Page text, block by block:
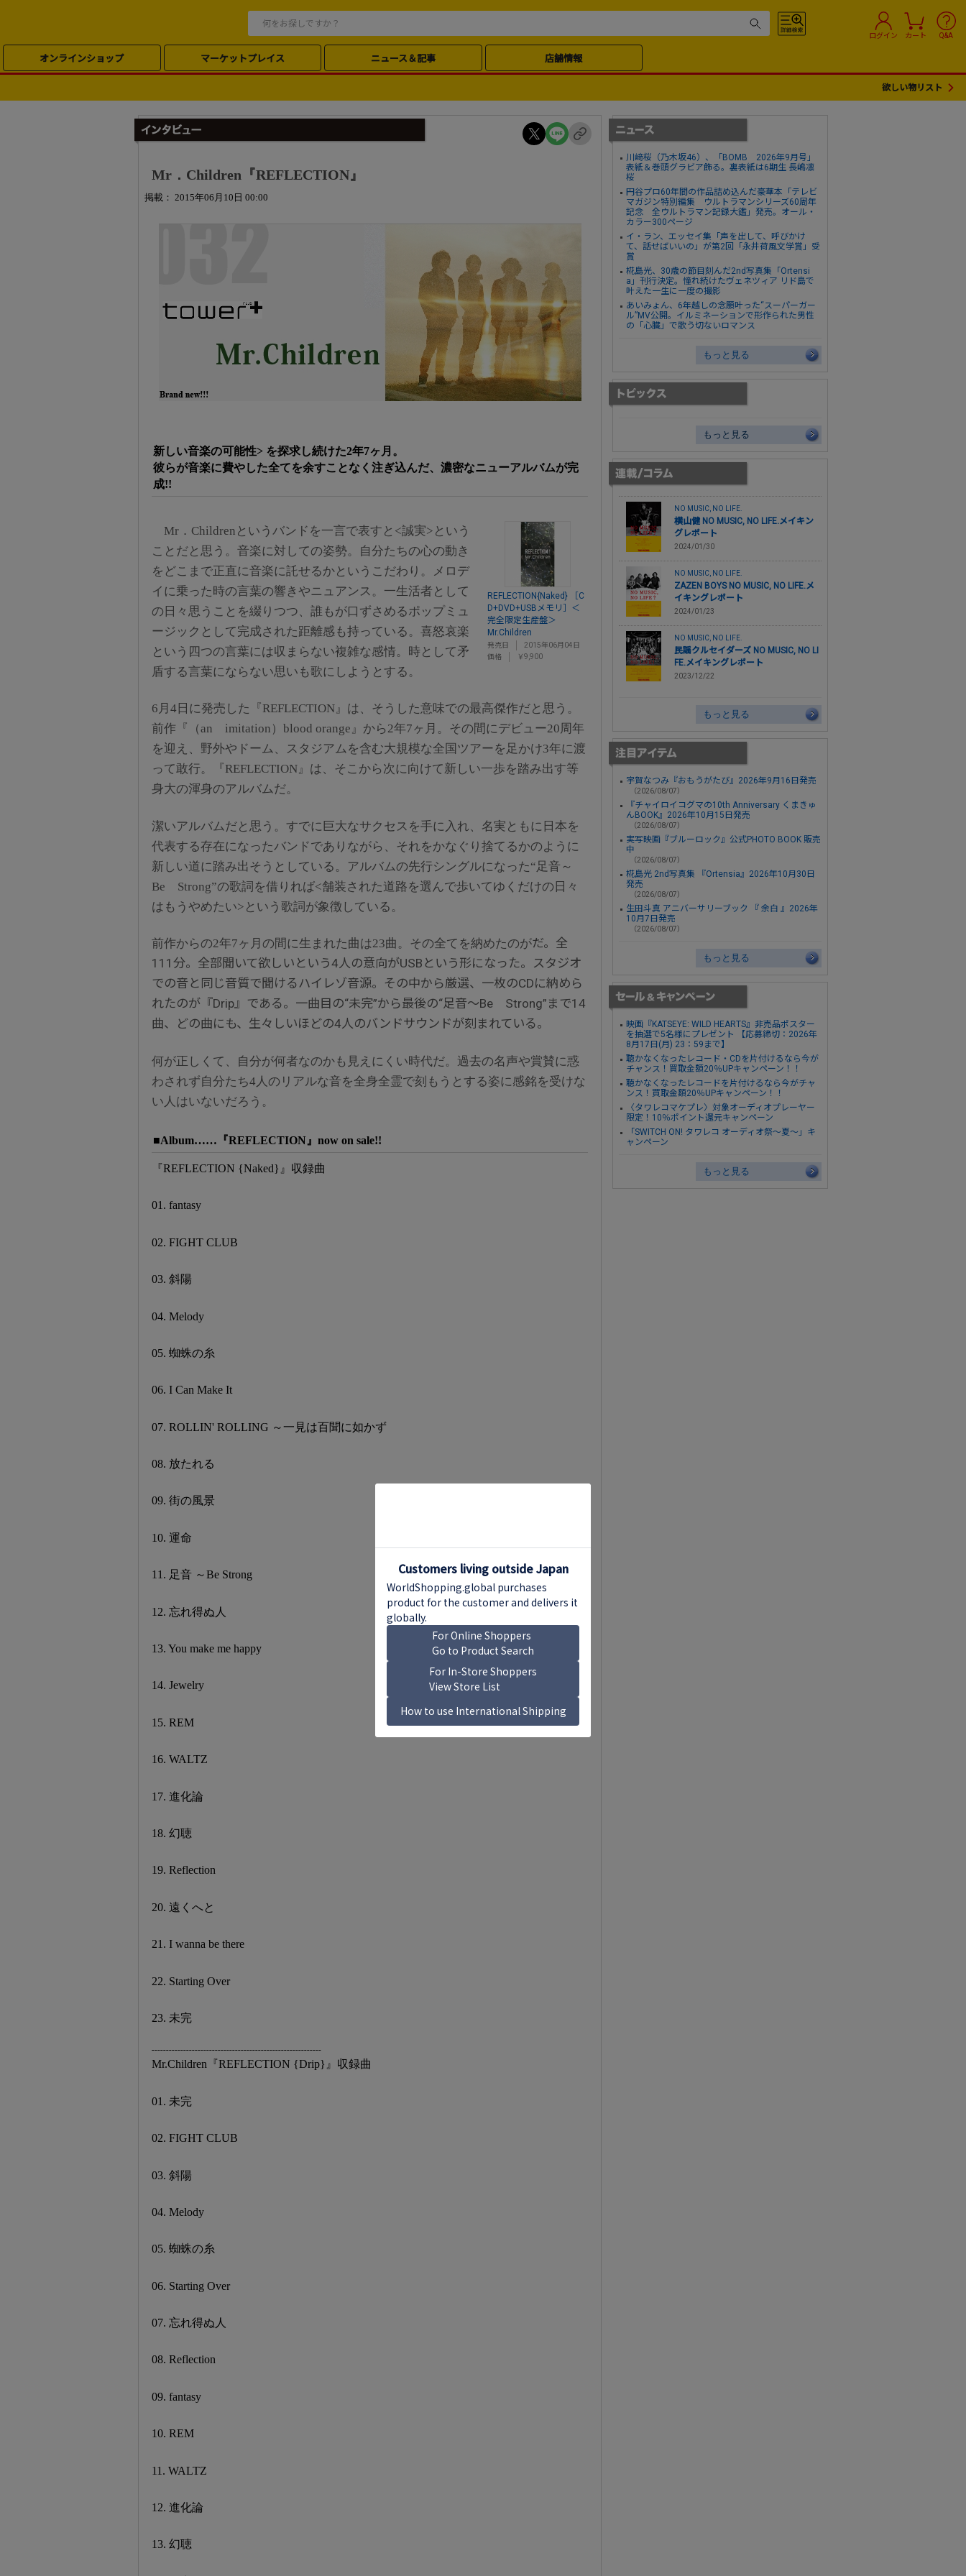
ログイン カート Q&A
オンラインショップ マーケットプレイス ニュース＆記事 店舗情報
欲しい物リスト
Mr．Children『REFLECTION』
掲載： 2015年06月10日 00:00
新しい音楽の可能性> を探求し続けた2年7ヶ月。
彼らが音楽に費やした全てを余すことなく注ぎ込んだ、濃密なニューアルバムが完
成!!
REFLECTION{Naked} ［C
D+DVD+USBメモリ］＜
完全限定生産盤＞
Mr.Children
発売日
2015年06月04日
価格
￥9,900
Mr．Childrenというバンドを一言で表すと<誠実>という
ことだと思う。音楽に対しての姿勢。自分たちの心の動き
をどこまで正直に音楽に託せるかというこだわり。メロデ
イに乗った時の言葉の響きやニュアンス。一生活者として
の日々思うことを綴りつつ、誰もが口ずさめるポップミュ
ージックとして完成された距離感も持っている。喜怒哀楽
という四つの言葉には収まらない複雑な感情。時として矛
盾する言葉にならない思いも歌にしようとする。
6月4日に発売した『REFLECTION』は、そうした意味での最高傑作だと思う。
前作『（an imitation）blood orange』から2年7ヶ月。その間にデビュー20周年
を迎え、野外やドーム、スタジアムを含む大規模な全国ツアーを足かけ3年に渡
って敢行。『REFLECTION』は、そこから次に向けて新しい一歩を踏み出す等
身大の渾身のアルバムだ。
潔いアルバムだと思う。すでに巨大なサクセスを手に入れ、名実ともに日本を
代表する存在になったバンドでありながら、それをかなぐり捨てるかのように
新しい道に踏み出そうとしている。アルバムの先行シングルになった“足音～
Be Strong”の歌詞を借りれば<舗装された道路を選んで歩いてゆくだけの日々
はもうやめたい>という歌詞が象徴している。
前作からの2年7ヶ月の間に生まれた曲は23曲。その全てを納めたのがだ。全
111分。全部聞いて欲しいという4人の意向がUSBという形になった。スタジオ
での音と同じ音質で聞けるハイレゾ音源。その中から厳選、一枚のCDに納めら
れたのが『Drip』である。一曲目の“未完”から最後の“足音～Be Strong”まで14
曲、どの曲にも、生々しいほどの4人のバンドサウンドが刻まれている。
何が正しくて、自分が何者なのかも見えにくい時代だ。過去の名声や賞賛に惑
わされず自分たち4人のリアルな音を全身全霊で刻もうとする姿に感銘を受けな
い人はいないだろう。
■Album……『REFLECTION』now on sale!!
『REFLECTION {Naked}』収録曲
01. fantasy
02. FIGHT CLUB
03. 斜陽
04. Melody
05. 蜘蛛の糸
06. I Can Make It
07. ROLLIN' ROLLING ～一見は百聞に如かず
08. 放たれる
09. 街の風景
10. 運命
11. 足音 ～Be Strong
12. 忘れ得ぬ人
13. You make me happy
14. Jewelry
15. REM
16. WALTZ
17. 進化論
18. 幻聴
19. Reflection
20. 遠くへと
21. I wanna be there
22. Starting Over
23. 未完
-----------------------------------------------------------
Mr.Children『REFLECTION {Drip}』収録曲
01. 未完
02. FIGHT CLUB
03. 斜陽
04. Melody
05. 蜘蛛の糸
06. Starting Over
07. 忘れ得ぬ人
08. Reflection
09. fantasy
10. REM
11. WALTZ
12. 進化論
13. 幻聴
川﨑桜（乃木坂46）、「BOMB 2026年9月号」
表紙＆巻頭グラビア飾る。裏表紙は6期生 長嶋凛
桜
円谷プロ60年間の作品詰め込んだ豪華本「テレビ
マガジン特別編集 ウルトラマンシリーズ60周年
記念 全ウルトラマン記録大鑑」発売。オール・
カラー300ページ
イ・ラン、エッセイ集「声を出して、呼びかけ
て、話せばいいの」が第2回「永井荷風文学賞」受
賞
椛島光、30歳の節目刻んだ2nd写真集「Ortensi
a」刊行決定。憧れ続けたヴェネツィア リド島で
叶えた一生に一度の撮影
あいみょん、6年越しの念願叶った“スーパーガー
ル”MV公開。イルミネーションで形作られた男性
の「心臓」で歌う切ないロマンス
もっと見る
もっと見る
NO MUSIC, NO LIFE.
横山健 NO MUSIC, NO LIFE.メイキン
グレポート
2024/01/30
NO MUSIC, NO LIFE.
ZAZEN BOYS NO MUSIC, NO LIFE.メ
イキングレポート
2024/01/23
NO MUSIC, NO LIFE.
民謡クルセイダーズ NO MUSIC, NO LI
FE.メイキングレポート
2023/12/22
もっと見る
宇賀なつみ『おもうがたび』2026年9月16日発売
（2026/08/07）
『チャイロイコグマの10th Anniversary くまきゅ
んBOOK』2026年10月15日発売
（2026/08/07）
実写映画『ブルーロック』公式PHOTO BOOK 販売
中
（2026/08/07）
椛島光 2nd写真集 『Ortensia』2026年10月30日
発売
（2026/08/07）
生田斗真 アニバーサリーブック 『 余白 』2026年
10月7日発売
（2026/08/07）
もっと見る
映画『KATSEYE: WILD HEARTS』非売品ポスター
を抽選で5名様にプレゼント 【応募締切：2026年
8月17日(月) 23：59まで】
聴かなくなったレコード・CDを片付けるなら今が
チャンス！買取金額20％UPキャンペーン！！
聴かなくなったレコードを片付けるなら今がチャ
ンス！買取金額20％UPキャンペーン！！
〈タワレコマケプレ〉対象オーディオプレーヤー
限定！10％ポイント還元キャンペーン
「SWITCH ON! タワレコ オーディオ祭～夏～」キ
ャンペーン
もっと見る